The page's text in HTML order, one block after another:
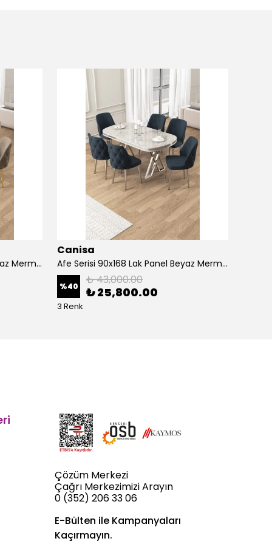
Afe Serisi 90x168 Lak Panel Beyaz Mermer Desen Masa ve 6 Sandalye Gold Kaplama Ayak
Canisa
Afe Serisi 90x168 Lak Panel Beyaz Mermer Desen Masa ve 6 Sandalye Krom Kaplama Ayak
%40 ₺ 43,000.00
₺ 25,800.00
3 Renk
Çözüm Merkezi
Çağrı Merkezimizi Arayın
0 (352) 206 33 06
E-Bülten ile Kampanyaları
Kaçırmayın.